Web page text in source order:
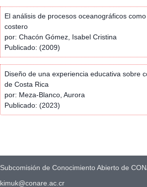
El análisis de procesos oceanográficos
costero
por: Chacón Gómez, Isabel Cristina
Publicado: (2009)
Diseño de una experiencia educativa sobre
de Costa Rica
por: Meza-Blanco, Aurora
Publicado: (2023)
Subcomisión de Conocimiento Abierto de
kimuk@conare.ac.cr